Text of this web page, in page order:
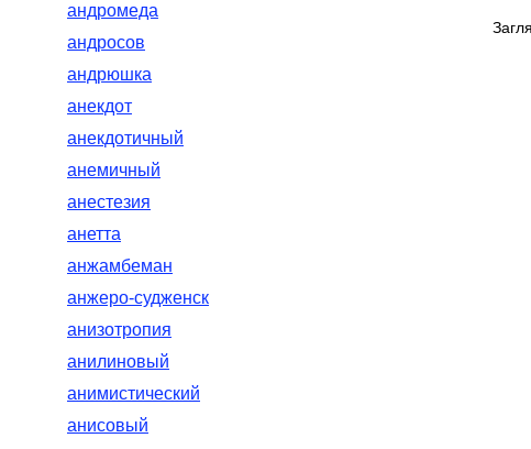
андромеда
андросов
андрюшка
анекдот
анекдотичный
анемичный
анестезия
анетта
анжамбеман
анжеро-судженск
анизотропия
анилиновый
анимистический
анисовый